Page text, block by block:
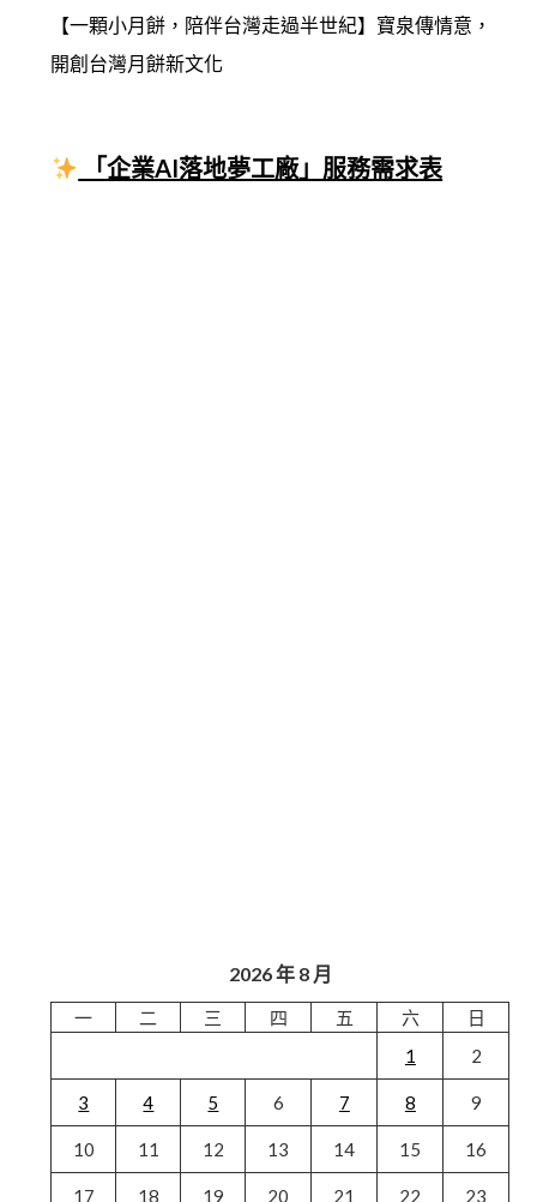
【一顆小月餅，陪伴台灣走過半世紀】寶泉傳情意，
開創台灣月餅新文化
「企業AI落地夢工廠」服務需求表
2026 年 8 月
一 二 三 四 五 六
日
1
2
3 4 5 6 7 8 9
10 11 12 13 14 15 16
17 18 19 20 21 22 23